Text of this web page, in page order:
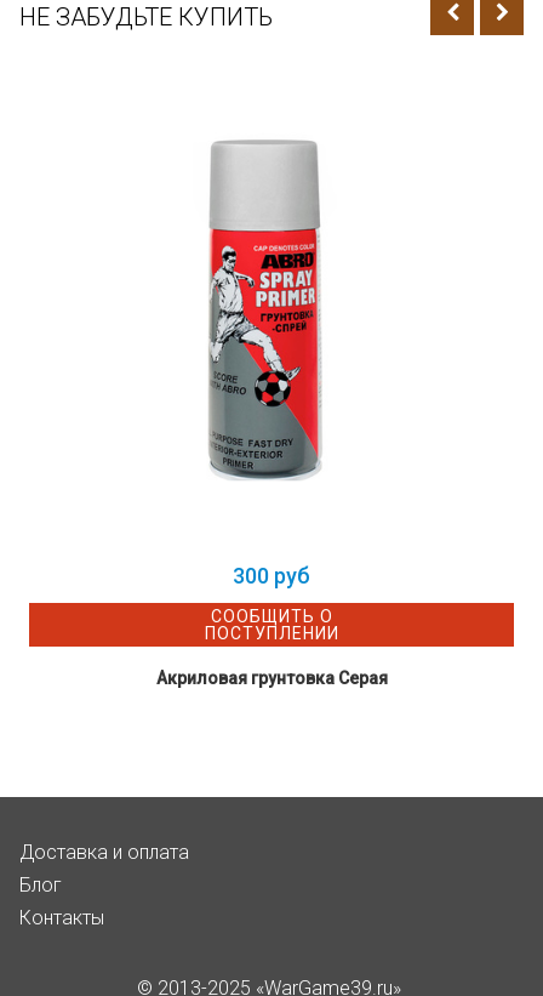
НЕ ЗАБУДЬТЕ КУПИТЬ
300 руб
СООБЩИТЬ О
ПОСТУПЛЕНИИ
Акриловая грунтовка Серая
Доставка и оплата
Блог
Контакты
© 2013-2025 «WarGame39.ru»